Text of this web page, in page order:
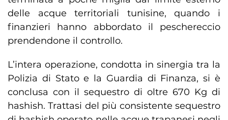
delle acque territoriali tunisine, quando i
finanzieri hanno abbordato il peschereccio
prendendone il controllo.
L’intera operazione, condotta in sinergia tra la
Polizia di Stato e la Guardia di Finanza, si è
conclusa con il sequestro di oltre 670 Kg di
hashish. Trattasi del più consistente sequestro